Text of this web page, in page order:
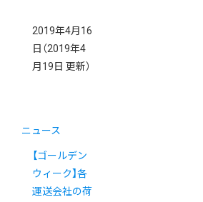
2019年4月16
日 （2019年4
月19日 更新）
ニュース
【ゴールデン
ウィーク】各
運送会社の荷